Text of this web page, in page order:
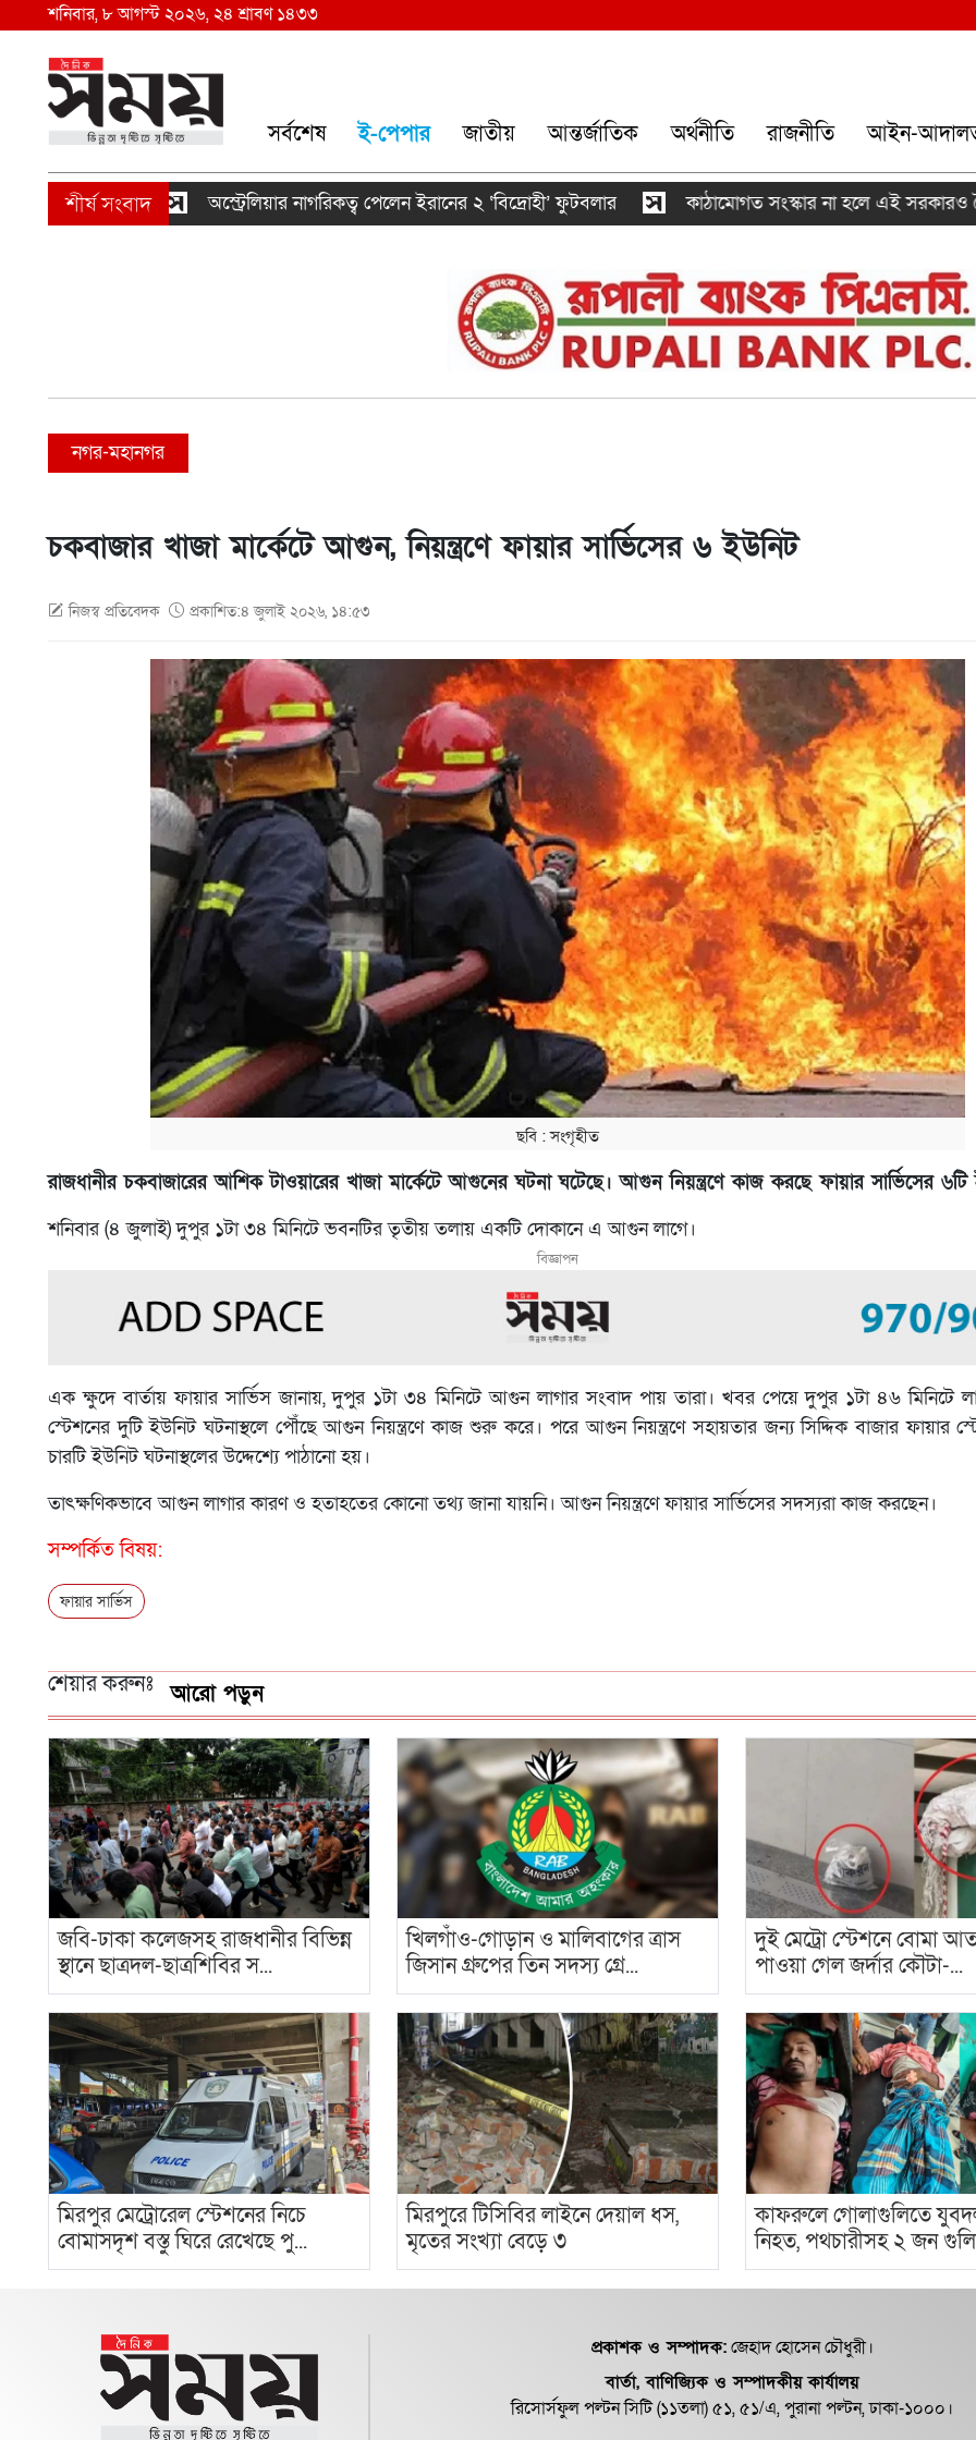
শনিবার, ৮ আগস্ট ২০২৬, ২৪ শ্রাবণ ১৪৩৩
সর্বশেষ ই-পেপার জাতীয় আন্তর্জাতিক অর্থনীতি রাজনীতি আইন-
অস্ট্রেলিয়ার নাগরিকত্ব পেলেন ইরানের ২ ‘বিদ্রোহী’ ফুটবলার কাঠামোগত সংস্কার না হলে এই সরকারও
নগর-মহানগর
চকবাজার খাজা মার্কেটে আগুন, নিয়ন্ত্রণে ফায়ার সার্ভিসের ৬ ইউনিট
নিজস্ব প্রতিবেদক প্রকাশিত:৪ জুলাই ২০২৬, ১৪:৫৩
ছবি ‍: সংগৃহীত
রাজধানীর চকবাজারের আশিক টাওয়ারের খাজা মার্কেটে আগুনের ঘটনা ঘটেছে। আগুন নিয়ন্ত্রণে কাজ করছে ফায়ার সার্ভিসের ৬টি
শনিবার (৪ জুলাই) দুপুর ১টা ৩৪ মিনিটে ভবনটির তৃতীয় তলায় একটি দোকানে এ আগুন লাগে।
বিজ্ঞাপন
এক ক্ষুদে বার্তায় ফায়ার সার্ভিস জানায়, দুপুর ১টা ৩৪ মিনিটে আগুন লাগার সংবাদ পায় তারা। খবর পেয়ে দুপুর ১টা ৪৬ মিনিটে
স্টেশনের দুটি ইউনিট ঘটনাস্থলে পৌঁছে আগুন নিয়ন্ত্রণে কাজ শুরু করে। পরে আগুন নিয়ন্ত্রণে সহায়তার জন্য সিদ্দিক বাজার ফায়ার
চারটি ইউনিট ঘটনাস্থলের উদ্দেশ্যে পাঠানো হয়।
তাৎক্ষণিকভাবে আগুন লাগার কারণ ও হতাহতের কোনো তথ্য জানা যায়নি। আগুন নিয়ন্ত্রণে ফায়ার সার্ভিসের সদস্যরা কাজ করছেন।
সম্পর্কিত বিষয়:
ফায়ার সার্ভিস
শেয়ার করুনঃ আরো পড়ুন
জবি-ঢাকা কলেজসহ রাজধানীর বিভিন্ন
স্থানে ছাত্রদল-ছাত্রশিবির স...
খিলগাঁও-গোড়ান ও মালিবাগের ত্রাস
জিসান গ্রুপের তিন সদস্য গ্রে...
দুই মেট্রো স্টেশনে বোমা
পাওয়া গেল জর্দার কৌটা-...
মিরপুর মেট্রোরেল স্টেশনের নিচে
বোমাসদৃশ বস্তু ঘিরে রেখেছে পু...
মিরপুরে টিসিবির লাইনে দেয়াল ধস,
মৃতের সংখ্যা বেড়ে ৩
কাফরুলে গোলাগুলিতে
নিহত, পথচারীসহ ২ জন
প্রকাশক ও সম্পাদক:জেহাদ হোসেন চৌধুরী।
বার্তা, বাণিজ্যিক ও সম্পাদকীয় কার্যালয়
রিসোর্সফুল পল্টন সিটি (১১তলা) ৫১, ৫১/এ, পুরানা পল্টন, ঢাকা-১০০০।